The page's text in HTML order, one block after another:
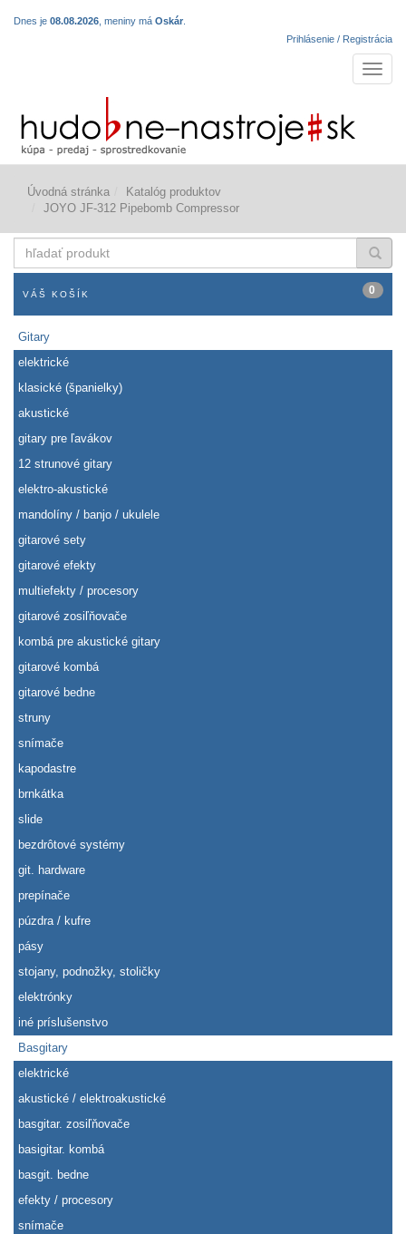
Dnes je 08.08.2026 , meniny má Oskár
Prihlásenie / Registrácia
Úvodná stránka
Katalóg produktov
JOYO JF-312 Pipebomb Compressor
produkt
VÁŠ KOŠÍK 0
Gitary
elektrické
klasické (španielky)
akustické
gitary pre ľavákov
12 strunové gitary
elektro-akustické
mandolíny / banjo / ukulele
gitarové sety
gitarové efekty
multiefekty / procesory
gitarové zosiľňovače
kombá pre akustické gitary
gitarové kombá
gitarové bedne
struny
snímače
kapodastre
brnkátka
slide
bezdrôtové systémy
git. hardware
prepínače
púzdra / kufre
pásy
stojany, podnožky, stoličky
elektrónky
iné príslušenstvo
Basgitary
elektrické
akustické / elektroakustické
basgitar. zosiľňovače
basigitar. kombá
basgit. bedne
efekty / procesory
snímače